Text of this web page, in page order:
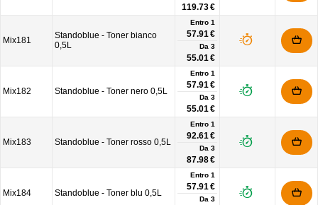
119.73 €
Mix181
Standoblue - Toner bianco
0,5L
Entro 1
57.91 €
Da 3
55.01 €
Mix182 Standoblue - Toner nero 0,5L
Entro 1
57.91 €
Da 3
55.01 €
Mix183 Standoblue - Toner rosso 0,5L
Entro 1
92.61 €
Da 3
87.98 €
Mix184 Standoblue - Toner blu 0,5L
Entro 1
57.91 €
Da 3